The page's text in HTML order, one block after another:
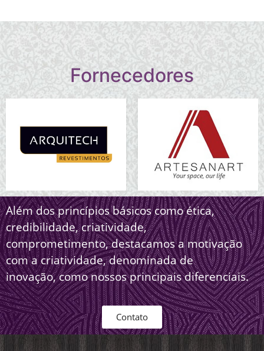
Fornecedores
Além dos princípios básicos como ética,
credibilidade, criatividade,
comprometimento, destacamos a motivação
com a criatividade, denominada de
inovação, como nossos principais diferenciais.
Contato